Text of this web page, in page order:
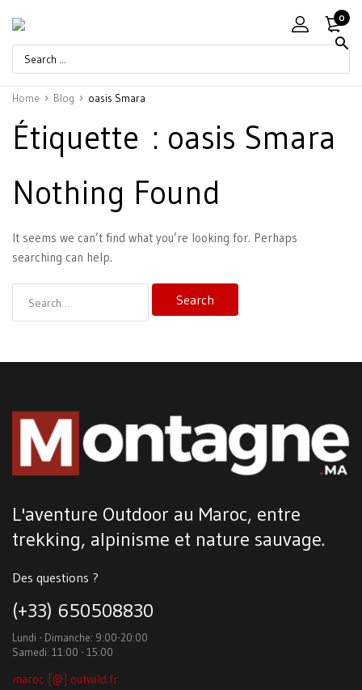
0
Home Blog oasis Smara
Étiquette : oasis Smara
Nothing Found
It seems we can’t find what you’re looking for. Perhaps
searching can help.
Search
L'aventure Outdoor au Maroc, entre
trekking, alpinisme et nature sauvage.
Des questions ?
(+33) 650508830
Lundi - Dimanche: 9:00-20:00
Samedi: 11:00 - 15:00
maroc [@] outwild.fr